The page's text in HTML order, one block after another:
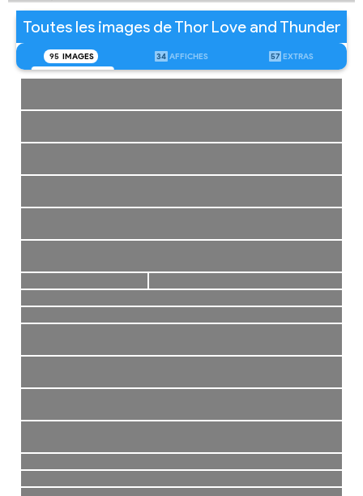
Toutes les images de Thor Love and Thunder
95 IMAGES 34 AFFICHES 57 EXTRAS